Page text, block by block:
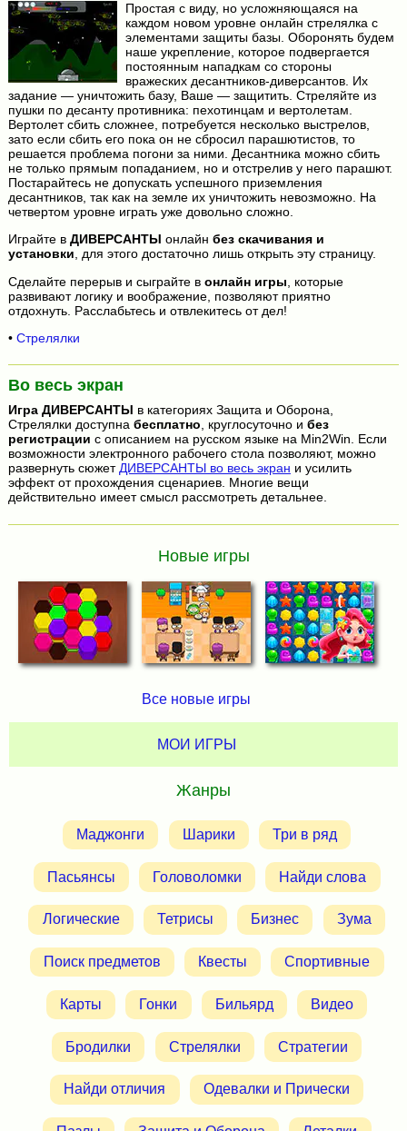
Простая с виду, но усложняющаяся на
каждом новом уровне онлайн стрелялка с
элементами защиты базы. Оборонять будем
наше укрепление, которое подвергается
постоянным нападкам со стороны
вражеских десантников-диверсантов. Их
задание — уничтожить базу, Ваше — защитить. Стреляйте из
пушки по десанту противника: пехотинцам и вертолетам.
Вертолет сбить сложнее, потребуется несколько выстрелов,
зато если сбить его пока он не сбросил парашютистов, то
решается проблема погони за ними. Десантника можно сбить
не только прямым попаданием, но и отстрелив у него парашют.
Постарайтесь не допускать успешного приземления
десантников, так как на земле их уничтожить невозможно. На
четвертом уровне играть уже довольно сложно.
Играйте в ДИВЕРСАНТЫ онлайн без скачивания и
установки, для этого достаточно лишь открыть эту страницу.
Сделайте перерыв и сыграйте в онлайн игры , которые
развивают логику и воображение, позволяют приятно
отдохнуть. Расслабьтесь и отвлекитесь от дел!
• Стрелялки
Во весь экран
Игра ДИВЕРСАНТЫ в категориях Защита и Оборона,
Стрелялки доступна бесплатно, круглосуточно и без
регистрации с описанием на русском языке на Min2Win. Если
возможности электронного рабочего стола позволяют, можно
развернуть сюжетДИВЕРСАНТЫ во весь экран и усилить
эффект от прохождения сценариев. Многие вещи
действительно имеет смысл рассмотреть детальнее.
Новые игры
Все новые игры
МОИ ИГРЫ
Жанры
Маджонги Шарики Три в ряд
Пасьянсы Головоломки Найди слова
Логические Тетрисы Бизнес Зума
Поиск предметов Квесты Спортивные
Карты Гонки Бильярд Видео
Бродилки Стрелялки Стратегии
Найди отличия Одевалки и Прически